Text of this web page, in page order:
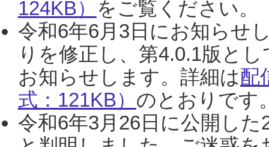
124KB） をご覧ください。
令和6年6月3日にお知らせ
りを修正し、第4.0.1版と
お知らせします。詳細は配
式：121KB） のとおりです
令和6年3月26日に公開し